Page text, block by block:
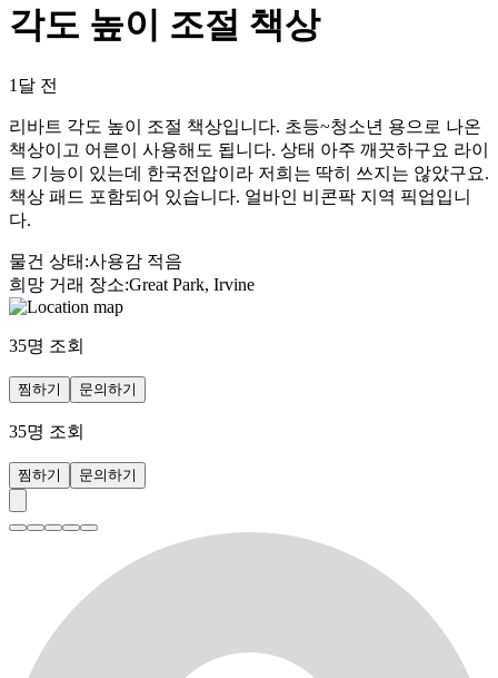
각도 높이 조절 책상
1달 전
리바트 각도 높이 조절 책상입니다. 초등~청소년 용으로 나온
책상이고 어른이 사용해도 됩니다. 상태 아주 깨끗하구요 라이
트 기능이 있는데 한국전압이라 저희는 딱히 쓰지는 않았구요.
책상 패드 포함되어 있습니다. 얼바인 비콘팍 지역 픽업입니
다.
물건 상태 :사용감 적음
희망 거래 장소:Great Park, Irvine
35명 조회
찜하기 문의하기
35명 조회
찜하기 문의하기